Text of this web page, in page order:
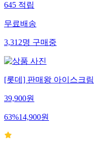
645 적립
무료배송
3,312명 구매중
[롯데] 판매왕 아이스크
39,900원
63%14,900원